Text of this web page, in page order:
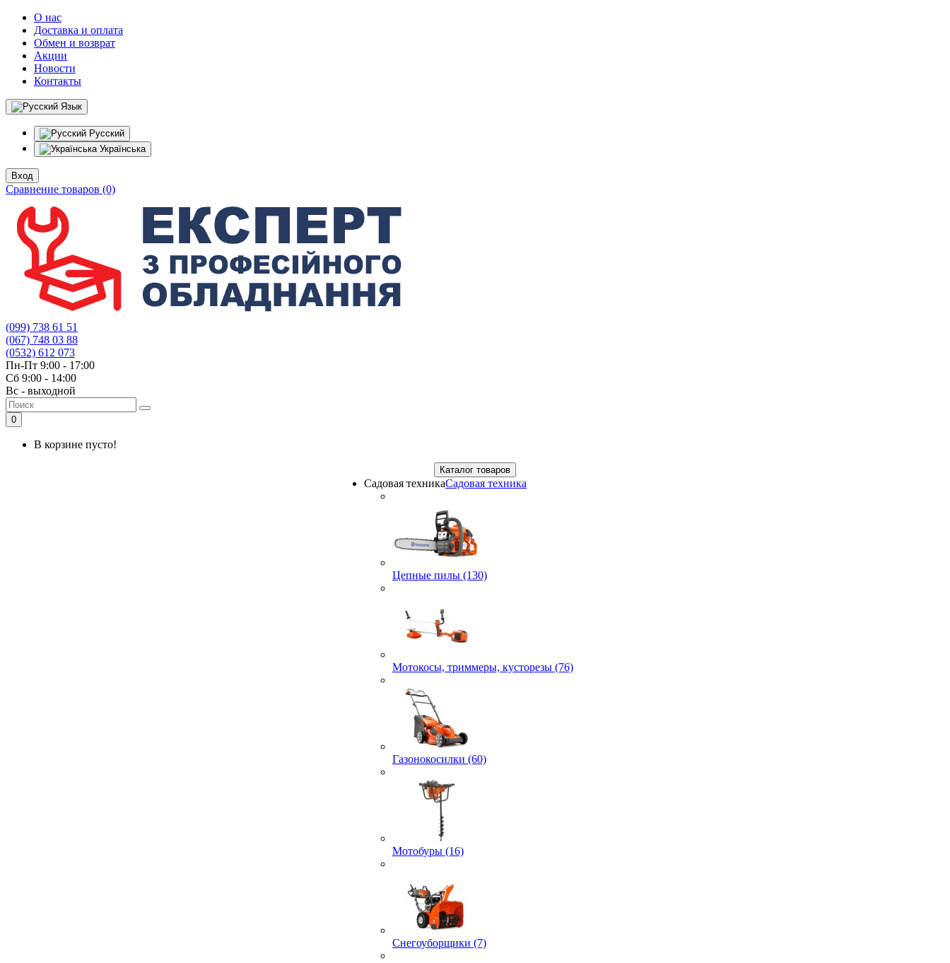
О нас
Доставка и оплата
Обмен и возврат
Акции
Новости
Контакты
Язык
Русский
Українська
Вход
Сравнение товаров (0)
(099) 738 61 51
(067) 748 03 88
(0532) 612 073
Пн-Пт 9:00 - 17:00
Сб 9:00 - 14:00
Вс - выходной
0
В корзине пусто!
Каталог товаров
Садовая техникаСадовая техника
Цепные пилы (130)
Мотокосы, триммеры, кусторезы (76)
Газонокосилки (60)
Мотобуры (16)
Снегоуборщики (7)